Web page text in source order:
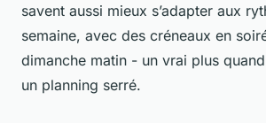
savent aussi mieux s’adapter aux
semaine, avec des créneaux en
dimanche matin - un vrai plus
un planning serré.